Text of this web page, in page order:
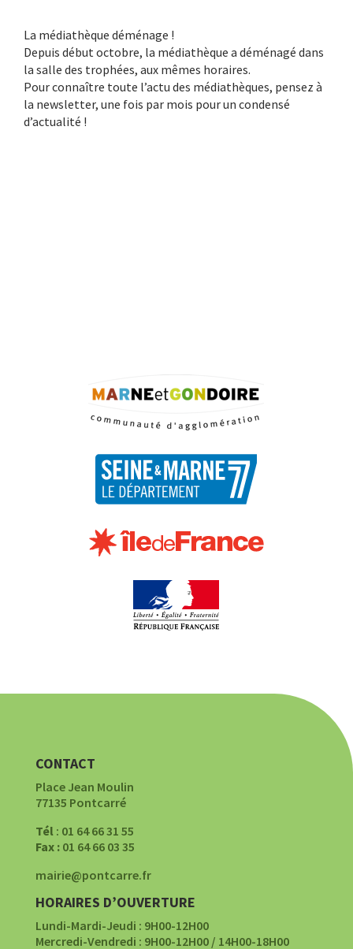
La médiathèque déménage !
Depuis début octobre, la médiathèque a déménagé dans
la salle des trophées, aux mêmes horaires.
Pour connaître toute l’actu des médiathèques, pensez à
la newsletter, une fois par mois pour un condensé
d’actualité !
CONTACT
Place Jean Moulin
77135 Pontcarré
Tél: 01 64 66 31 55
Fax :01 64 66 03 35
mairie@pontcarre.fr
HORAIRES D’OUVERTURE
Lundi-Mardi-Jeudi : 9H00-12H00
Mercredi-Vendredi : 9H00-12H00 / 14H00-18H00